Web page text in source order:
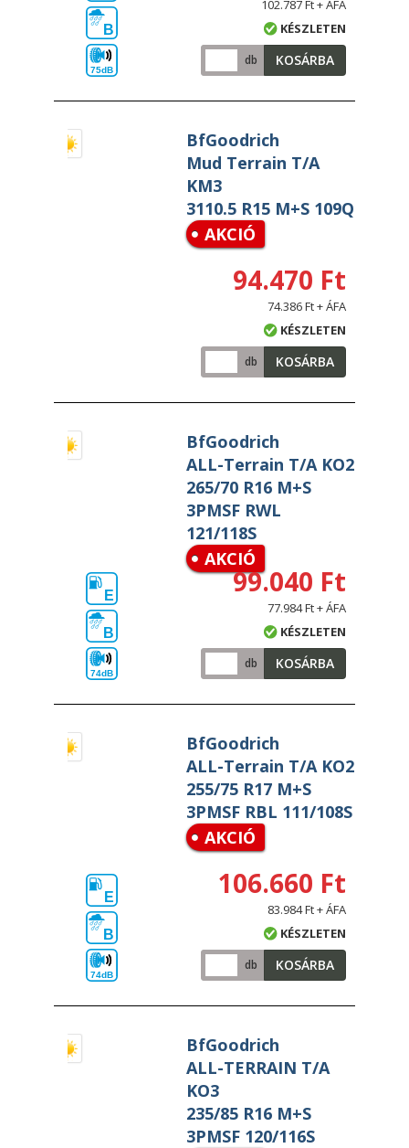
B
75dB
102.787 Ft + ÁFA
KÉSZLETEN
db KOSÁRBA
BfGoodrich
Mud Terrain T/A
KM3
3110.5 R15 M+S 109Q
AKCIÓ
94.470 Ft
74.386 Ft + ÁFA
KÉSZLETEN
db KOSÁRBA
BfGoodrich
ALL-Terrain T/A KO2
265/70 R16 M+S
3PMSF RWL
121/118S
AKCIÓ
E
B
74dB
99.040 Ft
77.984 Ft + ÁFA
KÉSZLETEN
db KOSÁRBA
BfGoodrich
ALL-Terrain T/A KO2
255/75 R17 M+S
3PMSF RBL 111/108S
AKCIÓ
E
B
74dB
106.660 Ft
83.984 Ft + ÁFA
KÉSZLETEN
db KOSÁRBA
BfGoodrich
ALL-TERRAIN T/A
KO3
235/85 R16 M+S
3PMSF 120/116S